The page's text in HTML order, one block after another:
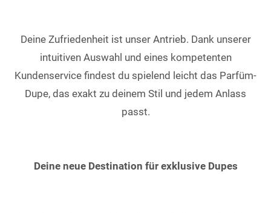
Deine Zufriedenheit ist unser Antrieb. Dank unserer
intuitiven Auswahl und eines kompetenten
Kundenservice findest du spielend leicht das Parfüm-
Dupe, das exakt zu deinem Stil und jedem Anlass
passt.
Deine neue Destination für exklusive Dupes